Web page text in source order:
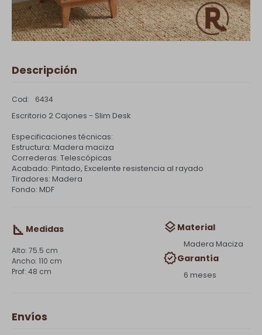
Descripción
6434
Escritorio 2 Cajones - Slim Desk
Especificaciones técnicas:
Estructura: Madera maciza
Correderas: Telescópicas
Acabado: Pintado, Excelente resistencia al rayado
Tiradores: Madera
Fondo: MDF
Medidas
75.5 cm
110 cm
48 cm
Material
Madera Maciza
Garantía
6 meses
Envíos